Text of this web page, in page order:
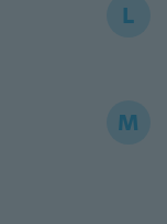
L
M